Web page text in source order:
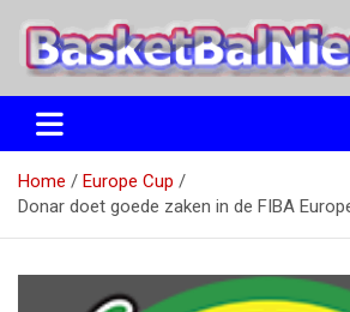
naar
BasketBalNieuws.nl
Etten
Home
Europe Cup
Donar doet goede zaken in de FIBA